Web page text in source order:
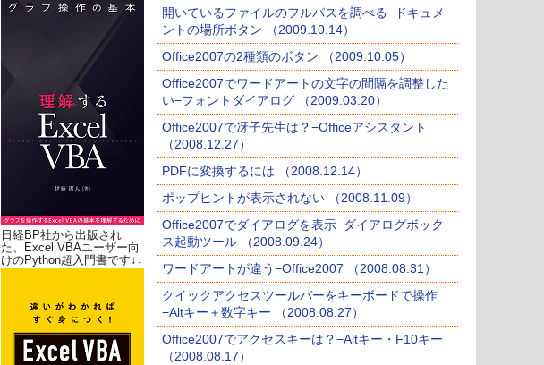
日経BP社から出版され
た、Excel VBAユーザー向
けのPython超入門書です↓↓
開いているファイルのフルパスを調べる−ドキュメ
ントの場所ボタン （2009.10.14）
Office2007の2種類のボタン （2009.10.05）
Office2007でワードアートの文字の間隔を調整した
い−フォントダイアログ （2009.03.20）
Office2007で冴子先生は？−Officeアシスタント
（2008.12.27）
PDFに変換するには （2008.12.14）
ポップヒントが表示されない （2008.11.09）
Office2007でダイアログを表示−ダイアログボック
ス起動ツール （2008.09.24）
ワードアートが違う−Office2007 （2008.08.31）
クイックアクセスツールバーをキーボードで操作
−Altキー＋数字キー （2008.08.27）
Office2007でアクセスキーは？−Altキー・F10キー
（2008.08.17）